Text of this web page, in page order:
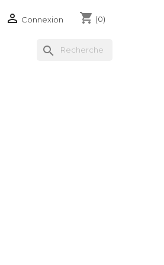
 Connexion shopping_cart (0)
search